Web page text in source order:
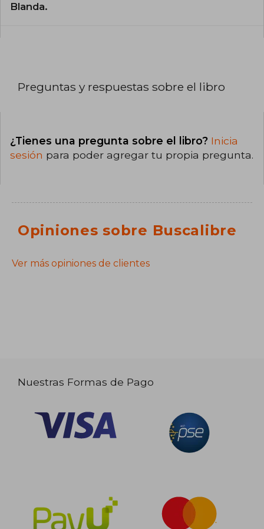
Blanda.
Preguntas y respuestas sobre el libro
¿Tienes una pregunta sobre el libro? Inicia
sesión para poder agregar tu propia pregunta.
Opiniones sobre Buscalibre
Ver más opiniones de clientes
Nuestras Formas de Pago